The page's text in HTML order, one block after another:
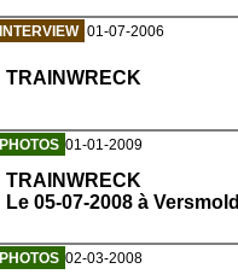
INTERVIEW 01-07-2006
TRAINWRECK
PHOTOS 01-01-2009
TRAINWRECK
Le 05-07-2008 à Versmold
PHOTOS 02-03-2008